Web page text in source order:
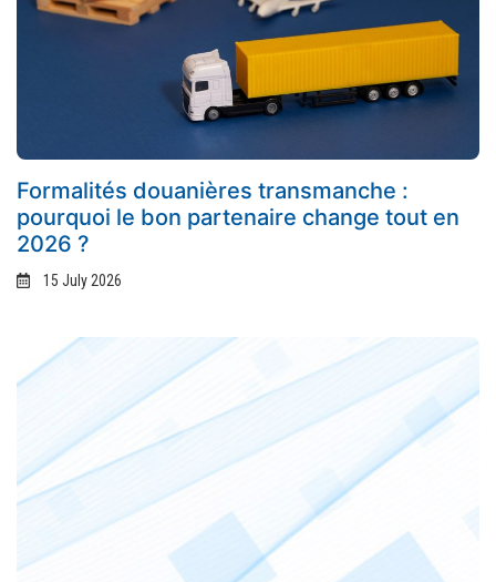
Formalités douanières transmanche :
pourquoi le bon partenaire change tout en
2026 ?
15 July 2026